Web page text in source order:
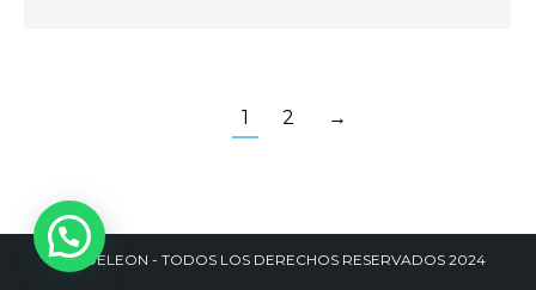
1 2 →
DANDELEON - TODOS LOS DERECHOS RESERVADOS 2024